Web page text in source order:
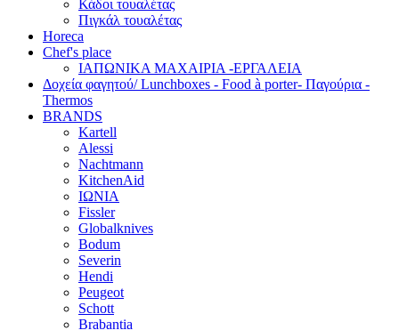
Κάδοι τουαλέτας
Πιγκάλ τουαλέτας
Horeca
Chef's place
ΙΑΠΩΝΙΚΑ ΜΑΧΑΙΡΙΑ -ΕΡΓΑΛΕΙΑ
Δoχεία φαγητού/ Lunchboxes - Food à porter- Παγούρια -
Thermos
BRANDS
Kartell
Alessi
Nachtmann
KitchenAid
ΙΩΝΙΑ
Fissler
Globalknives
Bodum
Severin
Hendi
Peugeot
Schott
Brabantia